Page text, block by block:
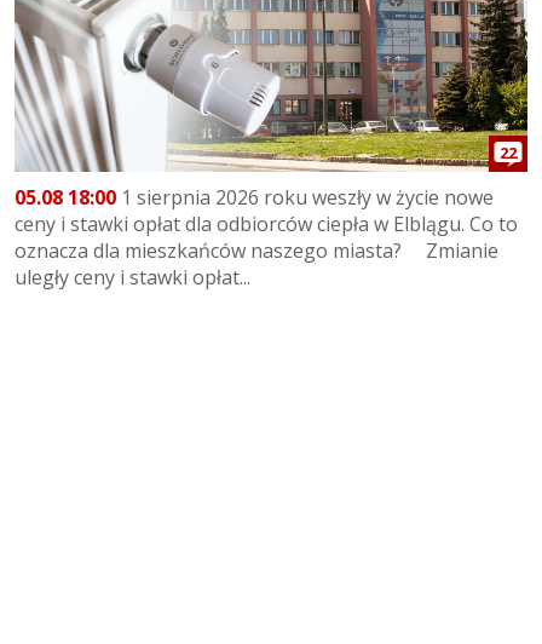
22
05.08 18:00 1 sierpnia 2026 roku weszły w życie nowe
ceny i stawki opłat dla odbiorców ciepła w Elblągu. Co to
oznacza dla mieszkańców naszego miasta? Zmianie
uległy ceny i stawki opłat...